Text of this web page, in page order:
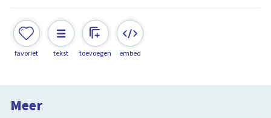
favoriet tekst toevoegen embed
Meer